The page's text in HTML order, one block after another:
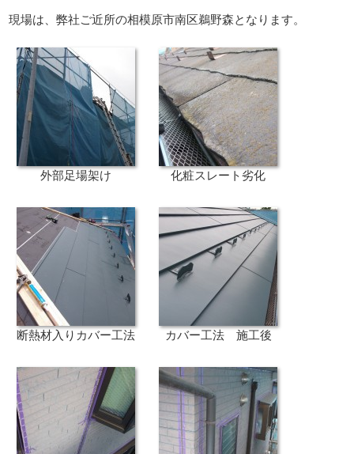
現場は、弊社ご近所の相模原市南区鵜野森となります。
外部足場架け 化粧スレート劣化
断熱材入りカバー工法 カバー工法 施工後